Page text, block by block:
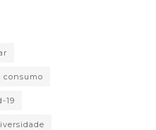
consumo
19